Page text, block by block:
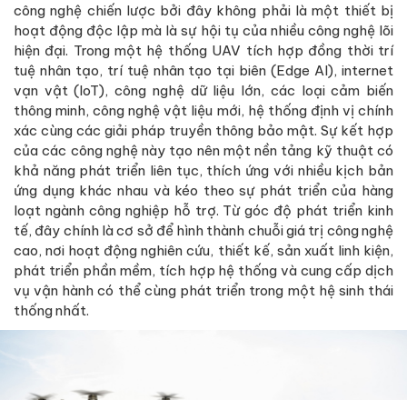
công nghệ chiến lược bởi đây không phải là một thiết bị
hoạt động độc lập mà là sự hội tụ của nhiều công nghệ lõi
hiện đại. Trong một hệ thống UAV tích hợp đồng thời trí
tuệ nhân tạo, trí tuệ nhân tạo tại biên (Edge AI), internet
vạn vật (IoT), công nghệ dữ liệu lớn, các loại cảm biến
thông minh, công nghệ vật liệu mới, hệ thống định vị chính
xác cùng các giải pháp truyền thông bảo mật. Sự kết hợp
của các công nghệ này tạo nên một nền tảng kỹ thuật có
khả năng phát triển liên tục, thích ứng với nhiều kịch bản
ứng dụng khác nhau và kéo theo sự phát triển của hàng
loạt ngành công nghiệp hỗ trợ. Từ góc độ phát triển kinh
tế, đây chính là cơ sở để hình thành chuỗi giá trị công nghệ
cao, nơi hoạt động nghiên cứu, thiết kế, sản xuất linh kiện,
phát triển phần mềm, tích hợp hệ thống và cung cấp dịch
vụ vận hành có thể cùng phát triển trong một hệ sinh thái
thống nhất.